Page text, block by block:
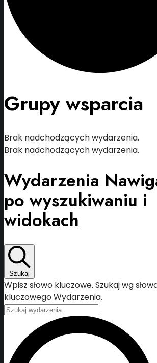
Grupy wsparcia
Brak nadchodzących wydarzenia.
Brak nadchodzących wydarzenia.
Wydarzenia
po wyszukiwaniu i
widokach
Szukaj
Wpisz słowo kluczowe. Szukaj wg
kluczowego Wydarzenia.